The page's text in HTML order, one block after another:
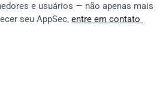
e usuários — não apenas mais
seu AppSec, entre em contato